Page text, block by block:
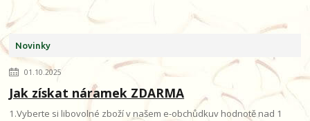
Novinky
01.10.2025
Jak získat náramek ZDARMA
1.Vyberte si libovolné zboží v našem e-obchůdkuv hodnotě nad 1